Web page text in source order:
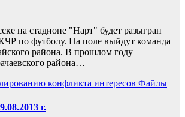
на стадионе "Нарт" будет разыгран
по футболу. На поле выйдут команда
района. В прошлом году
района…
конфликта интересов Файлы
г.